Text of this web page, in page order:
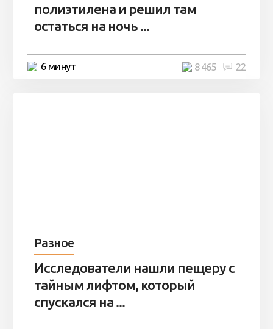
полиэтилена и решил там
остаться на ночь ...
6 минут 22
8 465
Разное
Исследователи нашли пещеру с
тайным лифтом, который
спускался на ...